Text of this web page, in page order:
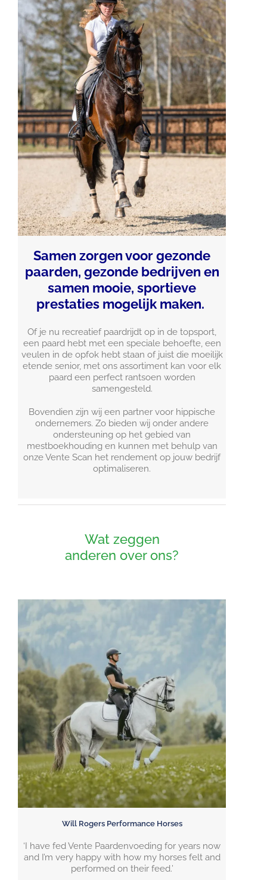
Samen zorgen voor gezonde
paarden, gezonde bedrijven en
samen mooie, sportieve
prestaties mogelijk maken.
Of je nu recreatief paardrijdt op in de topsport,
een paard hebt met een speciale behoefte, een
veulen in de opfok hebt staan of juist die moeilijk
etende senior, met ons assortiment kan voor elk
paard een perfect rantsoen worden
samengesteld.
Bovendien zijn wij een partner voor hippische
ondernemers. Zo bieden wij onder andere
ondersteuning op het gebied van
mestboekhouding en kunnen met behulp van
onze Vente Scan het rendement op jouw bedrijf
optimaliseren.
Wat zeggen
anderen over ons?
Will Rogers Performance Horses
‘I have fed Vente Paardenvoeding for years now
and I’m very happy with how my horses felt and
performed on their feed.’